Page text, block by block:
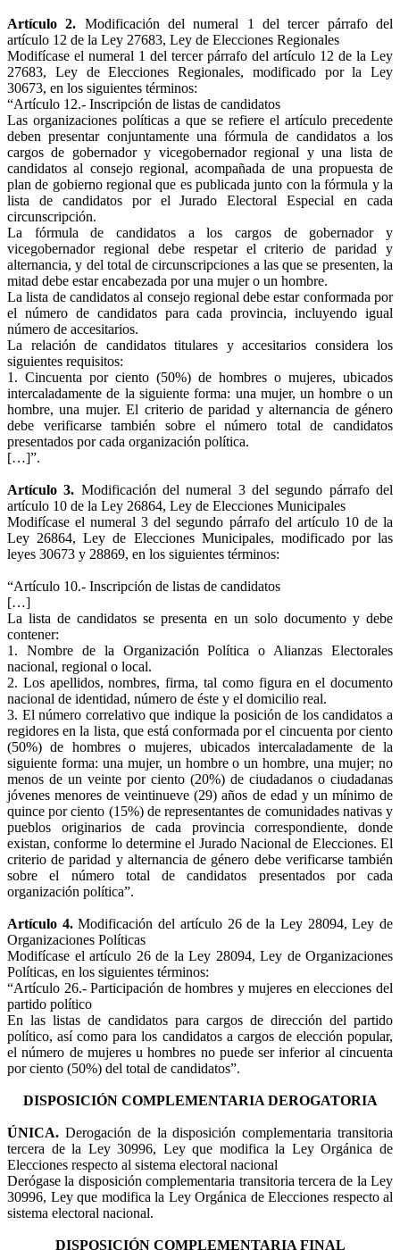
Artículo 2. Modificación del numeral 1 del tercer párrafo del
artículo 12 de la Ley 27683, Ley de Elecciones Regionales
Modifícase el numeral 1 del tercer párrafo del artículo 12 de la Ley
27683, Ley de Elecciones Regionales, modificado por la Ley
30673, en los siguientes términos:
“Artículo 12.- Inscripción de listas de candidatos
Las organizaciones políticas a que se refiere el artículo precedente
deben presentar conjuntamente una fórmula de candidatos a los
cargos de gobernador y vicegobernador regional y una lista de
candidatos al consejo regional, acompañada de una propuesta de
plan de gobierno regional que es publicada junto con la fórmula y la
lista de candidatos por el Jurado Electoral Especial en cada
circunscripción.
La fórmula de candidatos a los cargos de gobernador y
vicegobernador regional debe respetar el criterio de paridad y
alternancia, y del total de circunscripciones a las que se presenten, la
mitad debe estar encabezada por una mujer o un hombre.
La lista de candidatos al consejo regional debe estar conformada por
el número de candidatos para cada provincia, incluyendo igual
número de accesitarios.
La relación de candidatos titulares y accesitarios considera los
siguientes requisitos:
1. Cincuenta por ciento (50%) de hombres o mujeres, ubicados
intercaladamente de la siguiente forma: una mujer, un hombre o un
hombre, una mujer. El criterio de paridad y alternancia de género
debe verificarse también sobre el número total de candidatos
presentados por cada organización política.
[…]”.
Artículo 3. Modificación del numeral 3 del segundo párrafo del
artículo 10 de la Ley 26864, Ley de Elecciones Municipales
Modifícase el numeral 3 del segundo párrafo del artículo 10 de la
Ley 26864, Ley de Elecciones Municipales, modificado por las
leyes 30673 y 28869, en los siguientes términos:
“Artículo 10.- Inscripción de listas de candidatos
[…]
La lista de candidatos se presenta en un solo documento y debe
contener:
1. Nombre de la Organización Política o Alianzas Electorales
nacional, regional o local.
2. Los apellidos, nombres, firma, tal como figura en el documento
nacional de identidad, número de éste y el domicilio real.
3. El número correlativo que indique la posición de los candidatos a
regidores en la lista, que está conformada por el cincuenta por ciento
(50%) de hombres o mujeres, ubicados intercaladamente de la
siguiente forma: una mujer, un hombre o un hombre, una mujer; no
menos de un veinte por ciento (20%) de ciudadanos o ciudadanas
jóvenes menores de veintinueve (29) años de edad y un mínimo de
quince por ciento (15%) de representantes de comunidades nativas y
pueblos originarios de cada provincia correspondiente, donde
existan, conforme lo determine el Jurado Nacional de Elecciones. El
criterio de paridad y alternancia de género debe verificarse también
sobre el número total de candidatos presentados por cada
organización política”.
Artículo 4.Modificación del artículo 26 de la Ley 28094, Ley de
Organizaciones Políticas
Modifícase el artículo 26 de la Ley 28094, Ley de Organizaciones
Políticas, en los siguientes términos:
“Artículo 26.- Participación de hombres y mujeres en elecciones del
partido político
En las listas de candidatos para cargos de dirección del partido
político, así como para los candidatos a cargos de elección popular,
el número de mujeres u hombres no puede ser inferior al cincuenta
por ciento (50%) del total de candidatos”.
DISPOSICIÓN COMPLEMENTARIA DEROGATORIA
ÚNICA. Derogación de la disposición complementaria transitoria
tercera de la Ley 30996, Ley que modifica la Ley Orgánica de
Elecciones respecto al sistema electoral nacional
Derógase la disposición complementaria transitoria tercera de la Ley
30996, Ley que modifica la Ley Orgánica de Elecciones respecto al
sistema electoral nacional.
DISPOSICIÓN COMPLEMENTARIA FINAL